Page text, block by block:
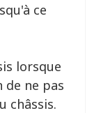
ce
lorsque
de ne pas
châssis.